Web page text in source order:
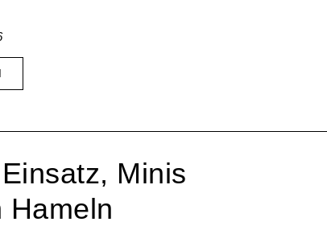
Minis
Hameln